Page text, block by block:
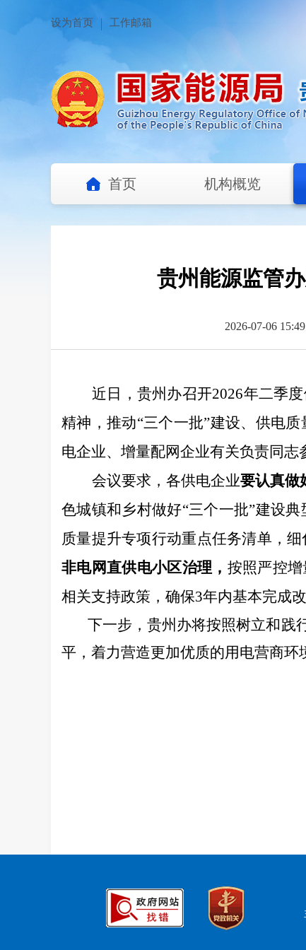
设为首页 工作邮箱
首页 机构概览
贵州能源监管
2026-07-06 15:49
近日，贵州办召开2026年二季
精神，推动“三个一批”建设、供电
电企业、增量配网企业有关负责同志
会议要求，各供电企业要认真做
色城镇和乡村做好“三个一批”建设
质量提升专项行动重点任务清单，细
非电网直供电小区治理， 按照严控
相关支持政策，确保3年内基本完成改
下一步，贵州办将按照树立和践
平 ，着力营造更加优质的用电营商环